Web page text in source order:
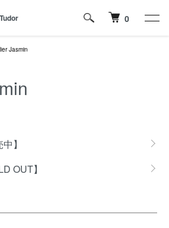
0
Jasmin
】
OUT】